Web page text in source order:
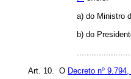
a) do Ministro
b) do
Art. 10. O Decreto nº